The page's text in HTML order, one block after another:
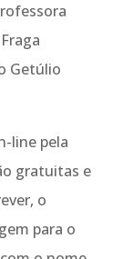
Getúlio
line pela
gratuitas e
o
para o